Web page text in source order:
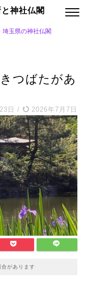
神社仏閣
埼玉県の神社仏閣
つばたがあ
日 / 2026年7月7日
があります